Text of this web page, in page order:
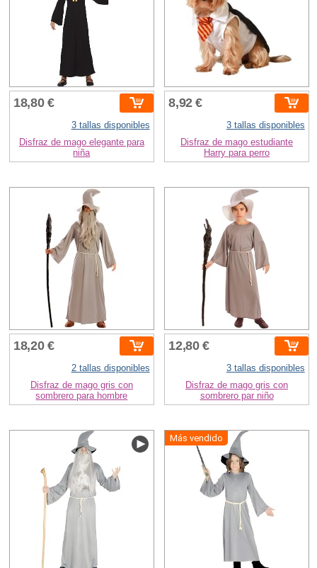
18,80 €
3 tallas disponibles
Disfraz de mago elegante para
niña
8,92 €
3 tallas disponibles
Disfraz de mago estudiante
Harry para perro
18,20 €
2 tallas disponibles
Disfraz de mago gris con
sombrero para hombre
12,80 €
3 tallas disponibles
Disfraz de mago gris con
sombrero par niño
Más vendido